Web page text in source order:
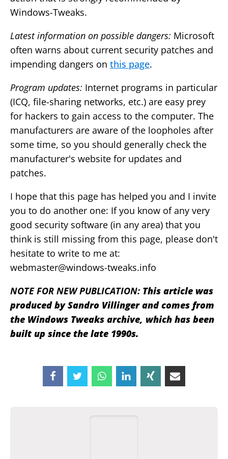
Windows-Tweaks.
Latest information on possible dangers: Microsoft
often warns about current security patches and
impending dangers on this page.
Program updates: Internet programs in particular
(ICQ, file-sharing networks, etc.) are easy prey
for hackers to gain access to the computer. The
manufacturers are aware of the loopholes after
some time, so you should generally check the
manufacturer's website for updates and
patches.
I hope that this page has helped you and I invite
you to do another one: If you know of any very
good security software (in any area) that you
think is still missing from this page, please don't
hesitate to write to me at:
webmaster@windows-tweaks.info
NOTE FOR NEW PUBLICATION: This article was
produced by Sandro Villinger and comes from
the Windows Tweaks archive, which has been
built up since the late 1990s.